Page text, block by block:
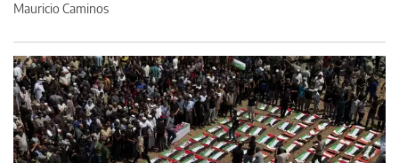
Mauricio Caminos